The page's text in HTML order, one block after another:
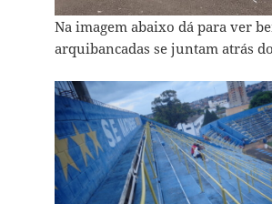
Na imagem abaixo dá para ver
arquibancadas se juntam atrás